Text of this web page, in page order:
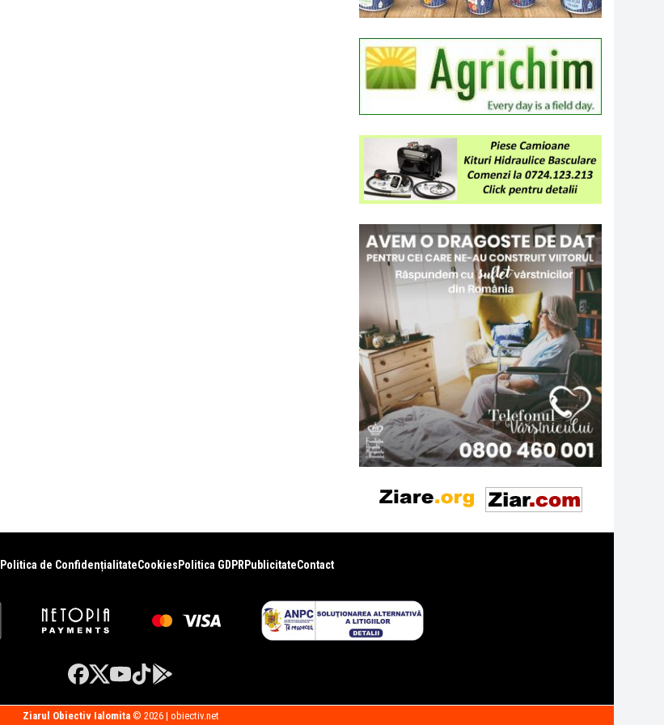
Politica de ConfidențialitateCookies Politica GDPR PublicitateContact
Ziarul Obiectiv Ialomita© 2026 | obiectiv.net